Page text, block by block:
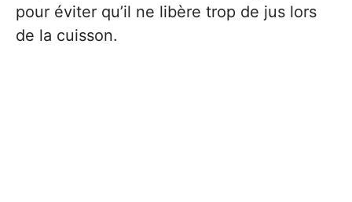
pour éviter qu’il ne libère trop de jus lors
de la cuisson.